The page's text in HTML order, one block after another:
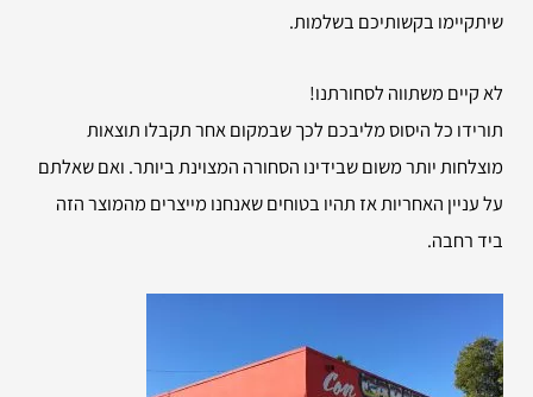
שיתקיימו בקשותיכם בשלמות.
לא קיים משתווה לסחורתנו!
תורידו כל היסוס מליבכם לכך שבמקום אחר תקבלו תוצאות
מוצלחות יותר משום שבידינו הסחורה המצוינת ביותר. ואם שאלתם
על עניין האחריות אז תהיו בטוחים שאנחנו מייצרים מהמוצר הזה
ביד רחבה.